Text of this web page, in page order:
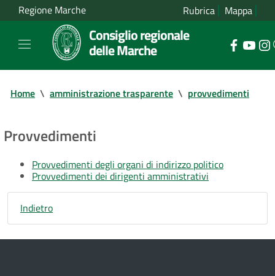
Regione Marche Rubrica Mappa
Consiglio regionale
delle Marche
Home \ amministrazione trasparente \ provvedimenti
Provvedimenti
Provvedimenti degli organi di indirizzo politico
Provvedimenti dei dirigenti amministrativi
Indietro